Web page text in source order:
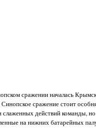
сражении началась
сражение стоит
слаженных действий команды,
на нижних батарейных